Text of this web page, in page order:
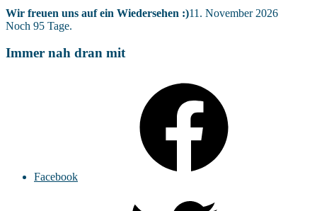
Wir freuen uns auf ein Wiedersehen :)11. November 2026
Noch 95 Tage.
Immer nah dran mit
Facebook